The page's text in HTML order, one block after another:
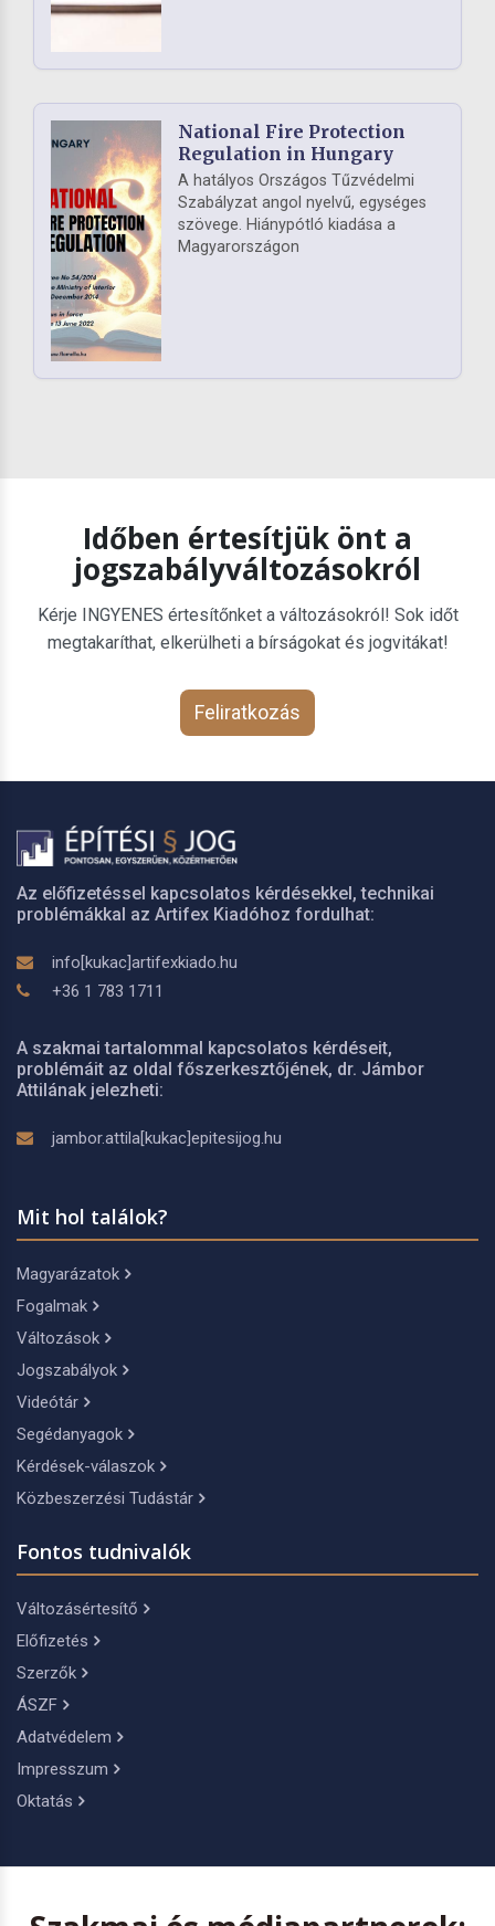
National Fire Protection
Regulation in Hungary
A hatályos Országos Tűzvédelmi
Szabályzat angol nyelvű, egységes
szövege. Hiánypótló kiadása a
Magyarországon
Időben értesítjük önt a
jogszabályváltozásokról
Kérje INGYENES értesítőnket a változásokról! Sok időt
megtakaríthat, elkerülheti a bírságokat és jogvitákat!
Feliratkozás
Az előfizetéssel kapcsolatos kérdésekkel, technikai
problémákkal az Artifex Kiadóhoz fordulhat:
info[kukac]artifexkiado.hu
+36 1 783 1711
A szakmai tartalommal kapcsolatos kérdéseit,
problémáit az oldal főszerkesztőjének, dr. Jámbor
Attilának jelezheti:
jambor.attila[kukac]epitesijog.hu
Mit hol találok?
Magyarázatok
Fogalmak
Változások
Jogszabályok
Videótár
Segédanyagok
Kérdések-válaszok
Közbeszerzési Tudástár
Fontos tudnivalók
Változásértesítő
Előfizetés
Szerzők
ÁSZF
Adatvédelem
Impresszum
Oktatás